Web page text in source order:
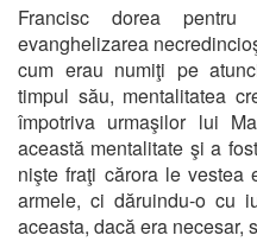
Francisc dorea
evanghelizarea
cum erau numiţi pe
timpul său, mentalitatea
împotriva urmaşilor lui
această mentalitate şi a
nişte fraţi cărora le vestea
armele, ci dăruindu-o cu
aceasta, dacă era necesar,